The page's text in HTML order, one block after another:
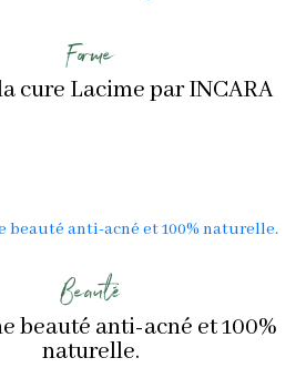
Forme
cure Lacime par INCARA
Beauté
beauté anti-acné et 100%
naturelle.